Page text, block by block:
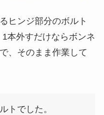
ヒンジ部分のボルト
1本外すだけならボンネ
、そのまま作業して
トでした。